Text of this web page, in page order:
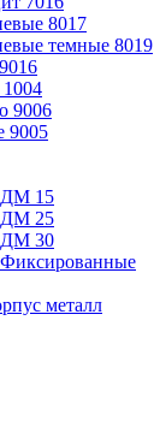
8017
темные 8019
9006
9005
ДМ 15
ДМ 25
ДМ 30
металл